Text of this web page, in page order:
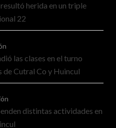
herida en un triple
22
las clases en el turno
de Cutral Co y Huincul
distintas actividades en